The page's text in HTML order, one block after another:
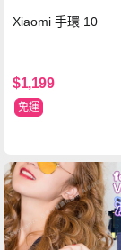
Xiaomi 手環 10
$1,199
免運